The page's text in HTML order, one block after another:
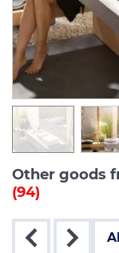
Other goods
(94)